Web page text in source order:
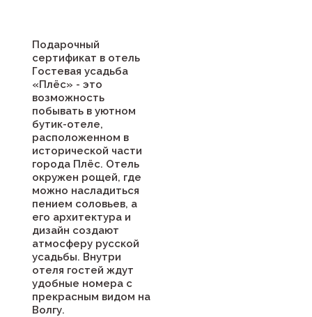
Подарочный
сертификат в отель
Гостевая усадьба
«Плёс» - это
возможность
побывать в уютном
бутик-отеле,
расположенном в
исторической части
города Плёс. Отель
окружен рощей, где
можно насладиться
пением соловьев, а
его архитектура и
дизайн создают
атмосферу русской
усадьбы. Внутри
отеля гостей ждут
удобные номера с
прекрасным видом на
Волгу.